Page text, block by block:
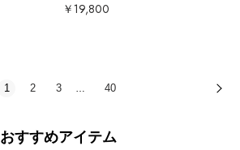
￥19,800
1 2 3 … 40
おすすめアイテム